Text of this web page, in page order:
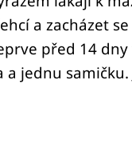
a zacházet
před 14 dny
a jednu